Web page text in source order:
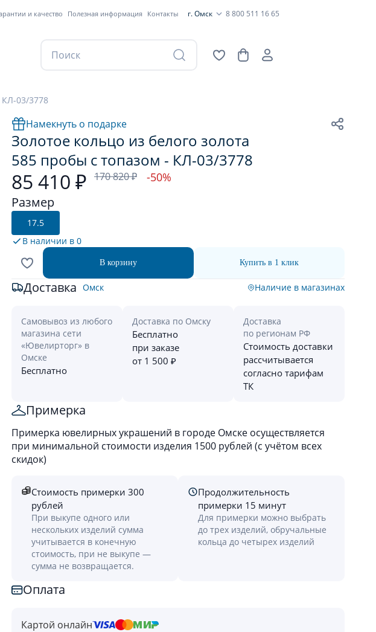
и качество Полезная информация Контакты г. Омск 8 800 511 16 65
КЛ-03/3778
Намекнуть о подарке
Золотое кольцо из белого золота
585 пробы с топазом - КЛ-03/3778
85 410 ₽ 170 820 ₽ -50%
Размер
17.5
В наличии в 0
В корзину Купить в 1 клик
Доставка Омск Наличие в магазинах
Самовывоз из любого
магазина сети
«Ювелирторг» в
Омске
Бесплатно
Доставка по Омску
Бесплатно
при заказе
от 1 500 ₽
Доставка
по регионам РФ
Стоимость доставки
рассчитывается
согласно тарифам
ТК
Примерка
Примерка ювелирных украшений в городе Омске осуществляется
при минимальной стоимости изделия 1500 рублей (с учётом всех
скидок)
Стоимость примерки 300
рублей
При выкупе одного или
нескольких изделий сумма
учитывается в конечную
стоимость, при не выкупе —
сумма не возвращается.
Продолжительность
примерки 15 минут
Для примерки можно выбрать
до трех изделий, обручальные
кольца до четырех изделий
Оплата
Картой онлайн